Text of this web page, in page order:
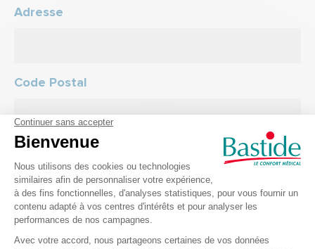
Adresse
Code Postal
Ville
Vos questions/demandes (ne pas inclure de
pièces jointes)